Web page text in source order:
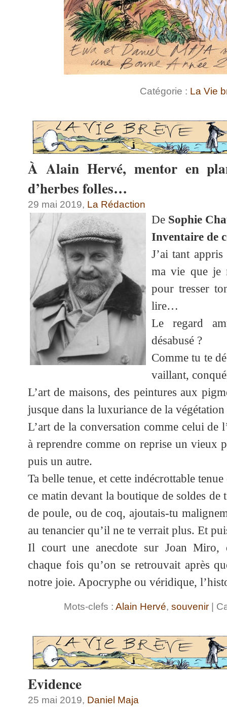
Catégorie : La Vie
À Alain Hervé, mentor en
d’herbes folles…
29 mai 2019, La Rédaction
De Sophie
Inventaire de
J’ai tant
ma vie que je
pour tresser
lire…
Le regard
désabusé ?
Comme tu te
vaillant,
L’art de maisons, des peintures aux
jusque dans la luxuriance de la végétation
L’art de la conversation comme celui de
à reprendre comme on reprise un vieux
puis un autre.
Ta belle tenue, et cette indécrottable
ce matin devant la boutique de soldes de
de poule, ou de coq, ajoutais-tu
au tenancier qu’il ne te verrait plus. Et
Il court une anecdote sur Joan Miro,
chaque fois qu’on se retrouvait après
notre joie. Apocryphe ou véridique,
Mots-clefs : Alain Hervé, souvenir|
Evidence
25 mai 2019, Daniel Maja